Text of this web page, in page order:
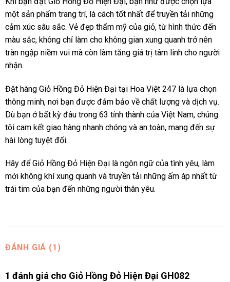
một sản phẩm trang trí, là cách tốt nhất để truyền tải những
cảm xúc sâu sắc. Vẻ đẹp thẩm mỹ của giỏ, từ hình thức đến
màu sắc, không chỉ làm cho không gian xung quanh trở nên
tràn ngập niềm vui mà còn làm tăng giá trị tâm linh cho người
nhận.
Đặt hàng Giỏ Hồng Đỏ Hiện Đại tại Hoa Việt 247 là lựa chọn
thông minh, nơi bạn được đảm bảo về chất lượng và dịch vụ.
Dù bạn ở bất kỳ đâu trong 63 tỉnh thành của Việt Nam, chúng
tôi cam kết giao hàng nhanh chóng và an toàn, mang đến sự
hài lòng tuyệt đối.
Hãy để Giỏ Hồng Đỏ Hiện Đại là ngôn ngữ của tình yêu, làm
mới không khí xung quanh và truyền tải những ấm áp nhất từ
trái tim của bạn đến những người thân yêu.
ĐÁNH GIÁ (1)
1 đánh giá cho Giỏ Hồng Đỏ Hiện Đại GH082